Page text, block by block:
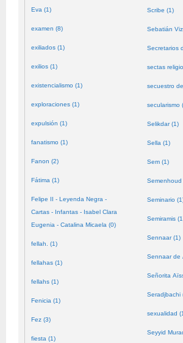
Eva (1)
examen (8)
exiliados (1)
exilios (1)
existencialismo (1)
exploraciones (1)
expulsión (1)
fanatismo (1)
Fanon (2)
Fátima (1)
Felipe II - Leyenda Negra -
Cartas - Infantas - Isabel Clara
Eugenia - Catalina Micaela (0)
fellah. (1)
fellahas (1)
fellahs (1)
Fenicia (1)
Fez (3)
fiesta (1)
Scribe (1)
Sebatián
Secretarios
sectas
secuestro
secularismo
Selikdar (1)
Sella (1)
Sem (1)
Seminario
Semiramis
Sennaar (1)
Sennaar de
Señorita
Seradjbachi
sexualidad
Seyyid